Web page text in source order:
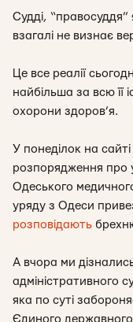
Судді,
взагалі не визнає
Це все реалії
найбільша за всю її
охорони здоров’я.
У понеділок на
розпорядження про
Одеського
уряду з Одеси
розповідають
А вчора ми
адміністративного
яка по суті
Єдиного